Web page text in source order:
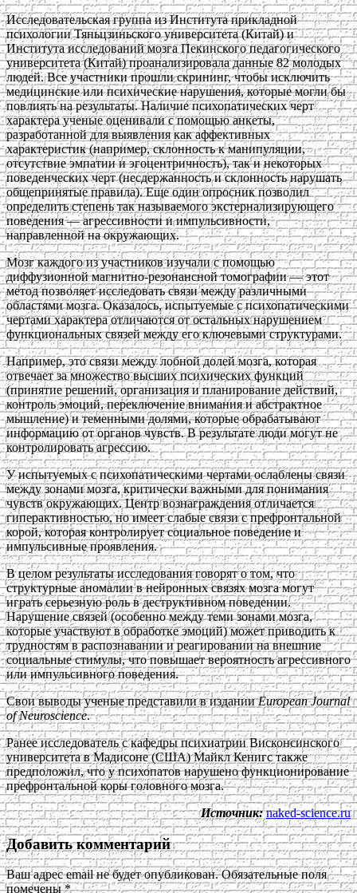
Исследовательская группа из Института прикладной
психологии Тяньцзиньского университета (Китай) и
Института исследований мозга Пекинского педагогического
университета (Китай) проанализировала данные 82 молодых
людей. Все участники прошли скрининг, чтобы исключить
медицинские или психические нарушения, которые могли бы
повлиять на результаты. Наличие психопатических черт
характера ученые оценивали с помощью анкеты,
разработанной для выявления как аффективных
характеристик (например, склонность к манипуляции,
отсутствие эмпатии и эгоцентричность), так и некоторых
поведенческих черт (несдержанность и склонность нарушать
общепринятые правила). Еще один опросник позволил
определить степень так называемого экстернализирующего
поведения — агрессивности и импульсивности,
направленной на окружающих.
Мозг каждого из участников изучали с помощью
диффузионной магнитно-резонансной томографии — этот
метод позволяет исследовать связи между различными
областями мозга. Оказалось, испытуемые с психопатическими
чертами характера отличаются от остальных нарушением
функциональных связей между его ключевыми структурами.
Например, это связи между лобной долей мозга, которая
отвечает за множество высших психических функций
(принятие решений, организация и планирование действий,
контроль эмоций, переключение внимания и абстрактное
мышление) и теменными долями, которые обрабатывают
информацию от органов чувств. В результате люди могут не
контролировать агрессию.
У испытуемых с психопатическими чертами ослаблены связи
между зонами мозга, критически важными для понимания
чувств окружающих. Центр вознаграждения отличается
гиперактивностью, но имеет слабые связи с префронтальной
корой, которая контролирует социальное поведение и
импульсивные проявления.
В целом результаты исследования говорят о том, что
структурные аномалии в нейронных связях мозга могут
играть серьезную роль в деструктивном поведении.
Нарушение связей (особенно между теми зонами мозга,
которые участвуют в обработке эмоций) может приводить к
трудностям в распознавании и реагировании на внешние
социальные стимулы, что повышает вероятность агрессивного
или импульсивного поведения.
Свои выводы ученые представили в изданииEuropean Journal
of Neuroscience.
Ранее исследователь с кафедры психиатрии Висконсинского
университета в Мадисоне (США) Майкл Кенигс также
предположил, что у психопатов нарушено функционирование
префронтальной коры головного мозга.
Источник: naked-science.ru
Добавить комментарий
Ваш адрес email не будет опубликован. Обязательные поля
помечены*